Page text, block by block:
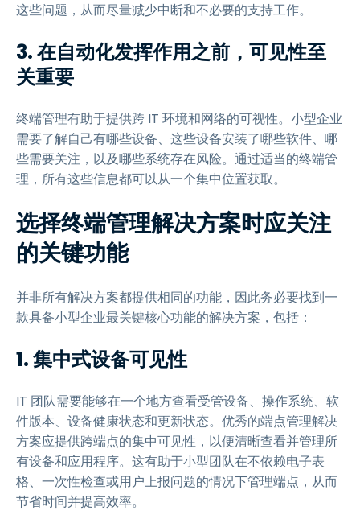
这些问题，从而尽量减少中断和不必要的支持工作。
3. 在自动化发挥作用之前，可见性至
关重要
终端管理有助于提供跨 IT 环境和网络的可视性。小型企业
需要了解自己有哪些设备、这些设备安装了哪些软件、哪
些需要关注，以及哪些系统存在风险。通过适当的终端管
理，所有这些信息都可以从一个集中位置获取。
选择终端管理解决方案时应关注
的关键功能
并非所有解决方案都提供相同的功能，因此务必要找到一
款具备小型企业最关键核心功能的解决方案，包括：
1. 集中式设备可见性
IT 团队需要能够在一个地方查看受管设备、操作系统、软
件版本、设备健康状态和更新状态。优秀的端点管理解决
方案应提供跨端点的集中可见性，以便清晰查看并管理所
有设备和应用程序。这有助于小型团队在不依赖电子表
格、一次性检查或用户上报问题的情况下管理端点，从而
节省时间并提高效率。